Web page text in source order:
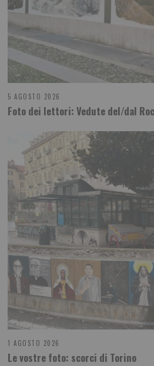
5 AGOSTO 2026
Foto dei lettori: Vedute del/dal
1 AGOSTO 2026
Le vostre foto: scorci di Torino